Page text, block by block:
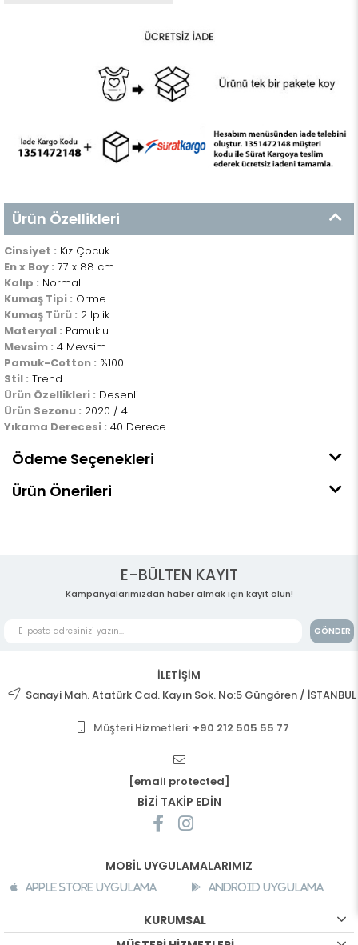
Ürün Özellikleri
Cinsiyet : Kız Çocuk
En x Boy : 77 x 88 cm
Kalıp : Normal
Kumaş Tipi : Örme
Kumaş Türü : 2 İplik
Materyal : Pamuklu
Mevsim : 4 Mevsim
Pamuk-Cotton : %100
Stil : Trend
Ürün Özellikleri : Desenli
Ürün Sezonu : 2020 / 4
Yıkama Derecesi : 40 Derece
Ödeme Seçenekleri
Ürün Önerileri
E-BÜLTEN KAYIT
Kampanyalarımızdan haber almak için kayıt olun!
GÖNDER
İLETİŞİM
Sanayi Mah. Atatürk Cad. Kayın Sok. No:5 Güngören / İSTANBUL
Müşteri Hizmetleri: +90 212 505 55 77
[email protected]
BİZİ TAKİP EDİN
MOBİL UYGULAMALARIMIZ
Apple Store Uygulama Android Uygulama
KURUMSAL